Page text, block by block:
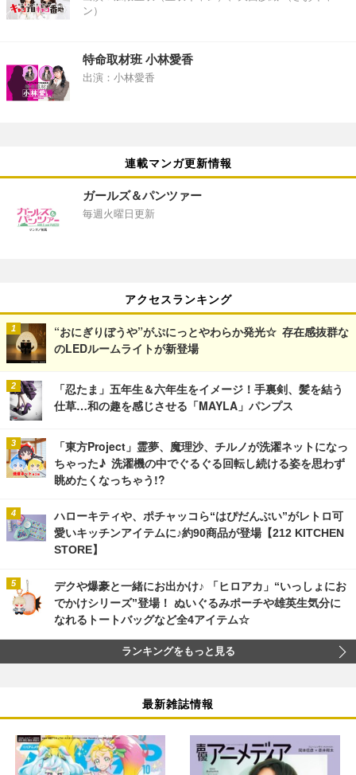
ン）
特命取材班 小林愛香
出演：小林愛香
連載マンガ更新情報
ガールズ＆パンツァー
毎週火曜日更新
アクセスランキング
“おにぎりぼうや”がぷにっとやわらか発光☆ 存在感抜群な
のLEDルームライトが新登場
「忍たま」五年生＆六年生をイメージ！手裏剣、髪を結う
仕草…和の趣を感じさせる「MAYLA」パンプス
「東方Project」霊夢、魔理沙、チルノが洗濯ネットになっ
ちゃった♪ 洗濯機の中でぐるぐる回転し続ける姿を思わず
眺めたくなっちゃう!?
ハローキティや、ポチャッコら“はぴだんぶい”がレトロ可
愛いキッチンアイテムに♪約90商品が登場【212 KITCHEN
STORE】
デクや爆豪と一緒にお出かけ♪ 「ヒロアカ」“いっしょにお
でかけシリーズ”登場！ ぬいぐるみポーチや雄英生気分に
なれるトートバッグなど全4アイテム☆
ランキングをもっと見る
最新雑誌情報